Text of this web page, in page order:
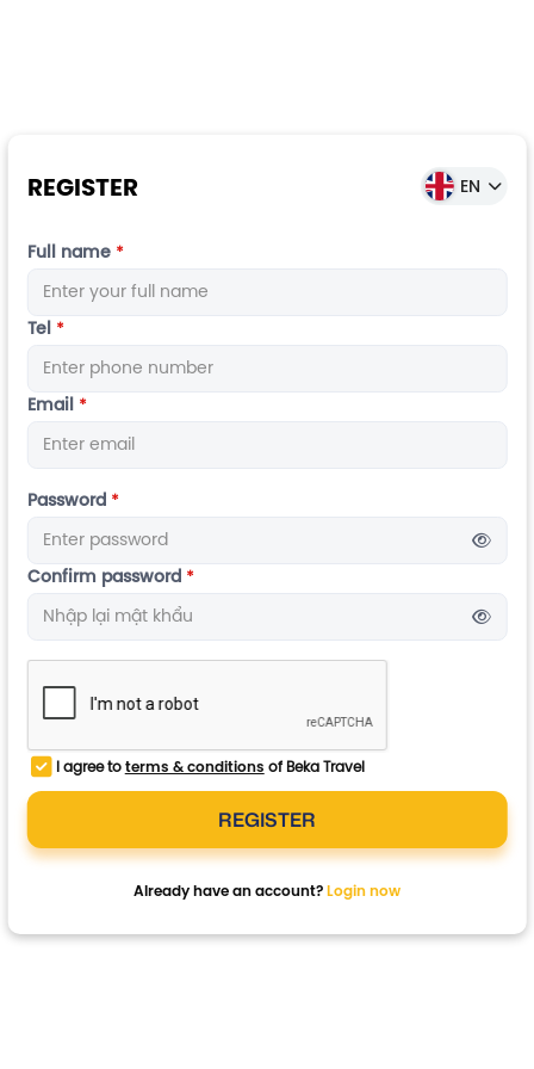
REGISTER EN
Full name *
Họ
và
tên
Tel *
Số
điện
thoại
Email *
Email
Password *
Mật
khẩu
Confirm password *
Confirm
password
I agree toterms & conditions of Beka Travel
REGISTER
Already have an account?Login now